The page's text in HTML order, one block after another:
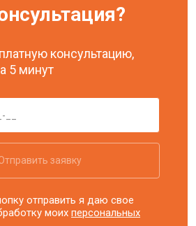
консультацию,
5 минут
заявку
отправить я даю свое
моихперсональных